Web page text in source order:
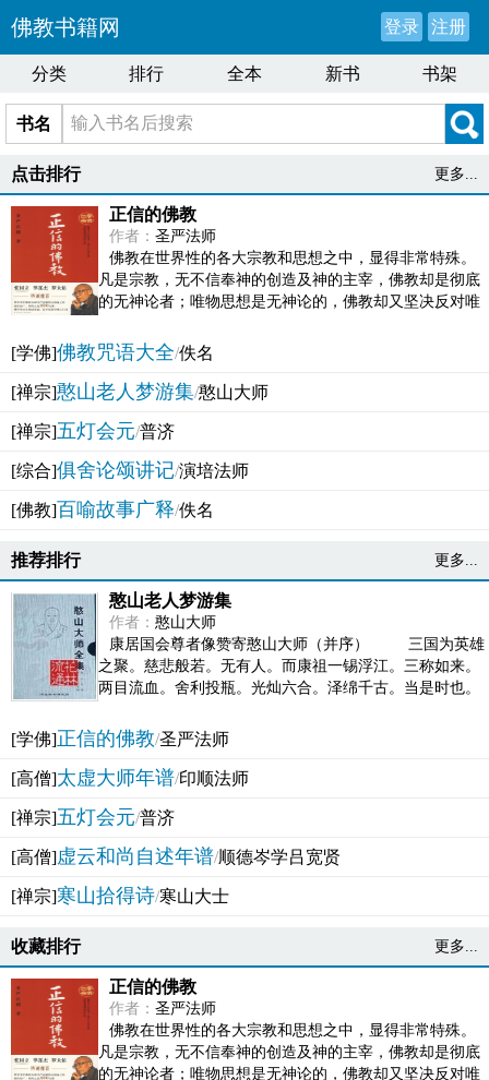
佛教书籍网 登录 注册
分类 排行 全本 新书 书架
书名
点击排行 更多...
正信的佛教
作者： 圣严法师
佛教在世界性的各大宗教和思想之中，显得非常特殊。
凡是宗教，无不信奉神的创造及神的主宰，佛教却是彻底
的无神论者；唯物思想是无神论的，佛教却又坚决反对唯
[学佛]佛教咒语大全/佚名
[禅宗]憨山老人梦游集/憨山大师
[禅宗]五灯会元/普济
[综合]俱舍论颂讲记/演培法师
[佛教]百喻故事广释/佚名
推荐排行 更多...
憨山老人梦游集
作者： 憨山大师
康居国会尊者像赞寄憨山大师（并序） 三国为英雄
之聚。慈悲般若。无有人。而康祖一锡浮江。三称如来。
两目流血。舍利投瓶。光灿六合。泽绵千古。当是时也。
[学佛]正信的佛教/圣严法师
[高僧]太虚大师年谱/印顺法师
[禅宗]五灯会元/普济
[高僧]虚云和尚自述年谱/顺德岑学吕宽贤
[禅宗]寒山拾得诗/寒山大士
收藏排行 更多...
正信的佛教
作者： 圣严法师
佛教在世界性的各大宗教和思想之中，显得非常特殊。
凡是宗教，无不信奉神的创造及神的主宰，佛教却是彻底
的无神论者；唯物思想是无神论的，佛教却又坚决反对唯